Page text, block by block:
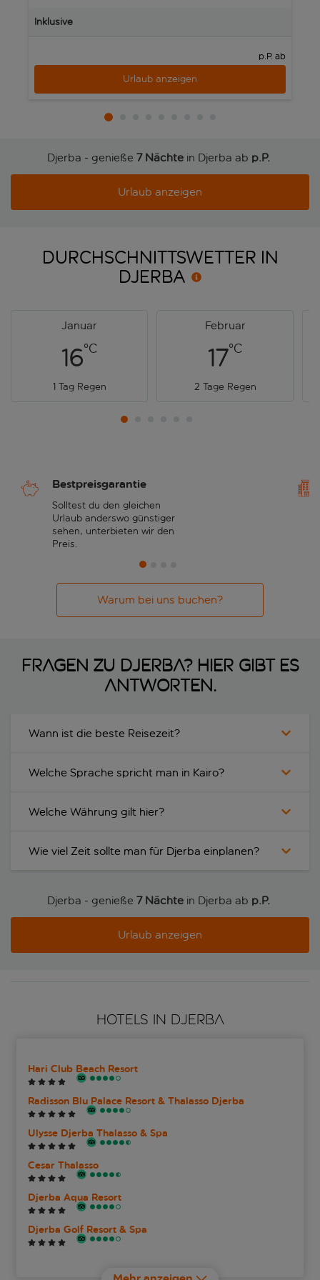
Inklusive
p.P. ab
Urlaub anzeigen
Djerba - genieße 7 Nächte in Djerba ab p.P.
Urlaub anzeigen
DURCHSCHNITTSWETTER IN
DJERBA
Januar
16°C
1 Tag Regen
Februar
17°C
2 Tage Regen
Bestpreisgarantie
Solltest du den gleichen
Urlaub anderswo günstiger
sehen, unterbieten wir den
Preis.
Warum bei uns buchen?
Fragen zu Djerba? Hier gibt es
Antworten.
Wann ist die beste Reisezeit?
Welche Sprache spricht man in Kairo?
Welche Währung gilt hier?
Wie viel Zeit sollte man für Djerba einplanen?
Djerba - genieße 7 Nächte in Djerba ab p.P.
Urlaub anzeigen
HOTELS IN DJERBA
Hari Club Beach Resort
Radisson Blu Palace Resort & Thalasso Djerba
Ulysse Djerba Thalasso & Spa
Cesar Thalasso
Djerba Aqua Resort
Djerba Golf Resort & Spa